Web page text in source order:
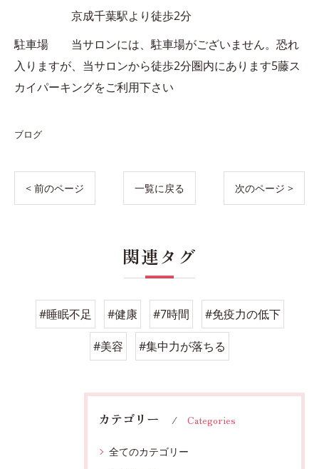
京成千葉駅より徒歩2分
駐車場 当サロンには、駐車場がございません。恐れ
入りますが、当サロンから徒歩2分圏内にあります5藤ス
カイパーキングをご利用下さい
ブログ
< 前のページ 一覧に戻る 次のページ >
関連タグ
#睡眠不足 #健康 #7時間 #免疫力の低下
#美容 #集中力が落ちる
カテゴリー Categories
全てのカテゴリー